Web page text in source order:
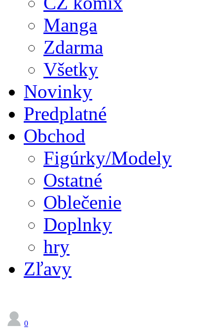
Manga
Zdarma
Všetky
Novinky
Predplatné
Obchod
Figúrky/Modely
Ostatné
Oblečenie
Doplnky
hry
Zľavy
0